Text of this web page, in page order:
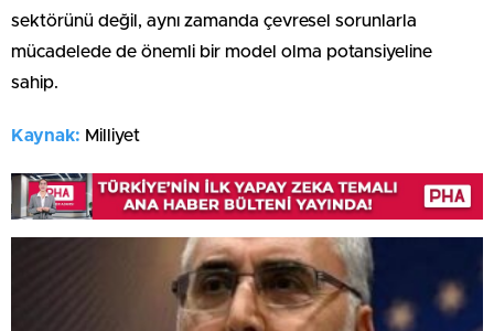
sektörünü değil, aynı zamanda çevresel sorunlarla
mücadelede de önemli bir model olma potansiyeline
sahip.
Kaynak: Milliyet